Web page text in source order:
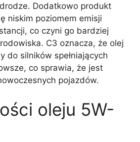
Dodatkowo produkt
niskim poziomem emisji
co czyni go bardziej
C3 oznacza, że olej
do silników spełniających
co sprawia, że jest
pojazdów.
oleju 5W-